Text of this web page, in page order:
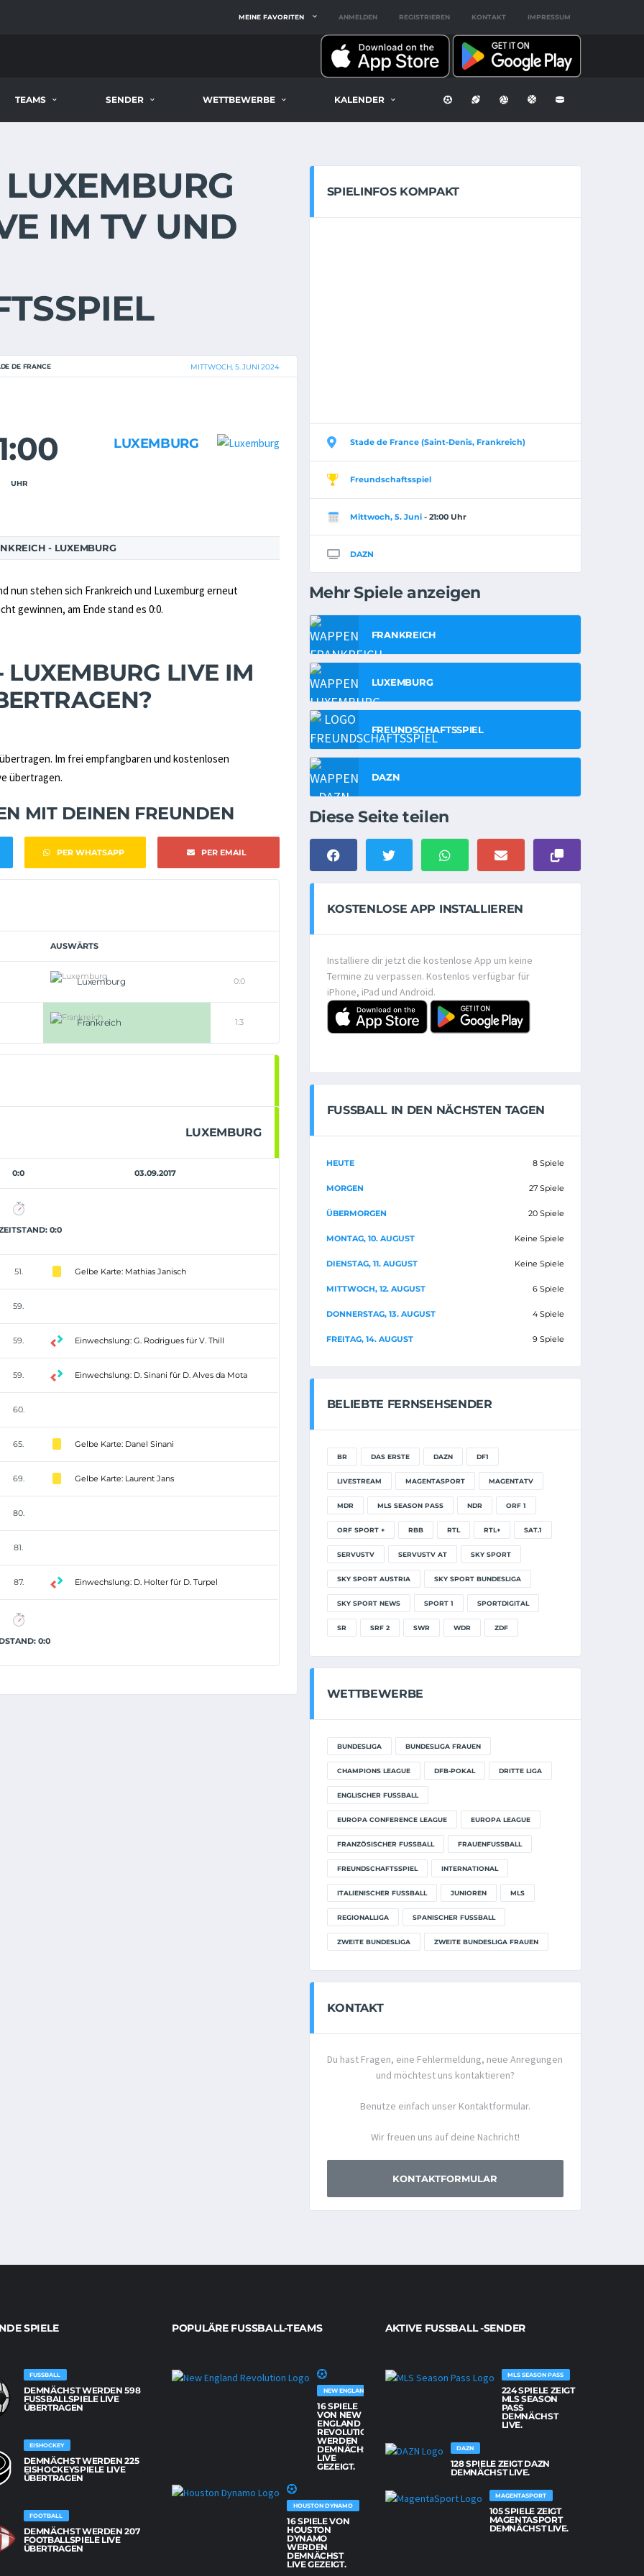
MEINE FAVORITEN ANMELDEN REGISTRIEREN KONTAKT IMPRESSUM
TEAMS SENDER WETTBEWERBE KALENDER
IM TV UND
DE FRANCE MITTWOCH, 5. JUNI 2024
UHR
LUXEMBURG
- LUXEMBURG
nun stehen sich Frankreich und Luxemburg erneut
gewinnen, am Ende stand es 0:0.
LIVE IM
Im frei empfangbaren und kostenlosen
übertragen.
MIT DEINEN FREUNDEN
PER WHATSAPP PER EMAIL
AUSWÄRTS
Luxemburg 0:0
Frankreich 1:3
LUXEMBURG
0:0 03.09.2017
0:0
51. Gelbe Karte: Mathias Janisch
59.
59. Einwechslung: G. Rodrigues für V. Thill
59. Einwechslung: D. Sinani für D. Alves da Mota
60.
65. Gelbe Karte: Danel Sinani
69. Gelbe Karte: Laurent Jans
80.
81.
87. Einwechslung: D. Holter für D. Turpel
0:0
SPIELINFOS KOMPAKT
Stade de France (Saint-Denis, Frankreich)
Freundschaftsspiel
Mittwoch, 5. Juni- 21:00 Uhr
DAZN
Mehr Spiele anzeigen
FRANKREICH
LUXEMBURG
FREUNDSCHAFTSSPIEL
DAZN
Diese Seite teilen
KOSTENLOSE APP INSTALLIEREN
Installiere dir jetzt die kostenlose App um keine
Termine zu verpassen. Kostenlos verfügbar für
iPhone, iPad und Android.
FUSSBALL IN DEN NÄCHSTEN TAGEN
HEUTE 8 Spiele
MORGEN 27 Spiele
ÜBERMORGEN 20 Spiele
MONTAG, 10. AUGUST Keine Spiele
DIENSTAG, 11. AUGUST Keine Spiele
MITTWOCH, 12. AUGUST 6 Spiele
DONNERSTAG, 13. AUGUST 4 Spiele
FREITAG, 14. AUGUST 9 Spiele
BELIEBTE FERNSEHSENDER
BR DAS ERSTE DAZN DF1
LIVESTREAM MAGENTASPORT MAGENTATV
MDR MLS SEASON PASS NDR ORF 1
ORF SPORT + RBB RTL RTL+ SAT.1
SERVUSTV SERVUSTV AT SKY SPORT
SKY SPORT AUSTRIA SKY SPORT BUNDESLIGA
SKY SPORT NEWS SPORT 1 SPORTDIGITAL
SR SRF 2 SWR WDR ZDF
WETTBEWERBE
BUNDESLIGA BUNDESLIGA FRAUEN
CHAMPIONS LEAGUE DFB-POKAL DRITTE LIGA
ENGLISCHER FUSSBALL
EUROPA CONFERENCE LEAGUE EUROPA LEAGUE
FRANZÖSISCHER FUSSBALL FRAUENFUSSBALL
FREUNDSCHAFTSSPIEL INTERNATIONAL
ITALIENISCHER FUSSBALL JUNIOREN MLS
REGIONALLIGA SPANISCHER FUSSBALL
ZWEITE BUNDESLIGA ZWEITE BUNDESLIGA FRAUEN
KONTAKT
Du hast Fragen, eine Fehlermeldung, neue Anregungen
und möchtest uns kontaktieren?
Benutze einfach unser Kontaktformular.
Wir freuen uns auf deine Nachricht!
KONTAKTFORMULAR
SPIELE
FUSSBALL
DEMNÄCHST WERDEN 598
FUSSBALLSPIELE LIVE Ü
BERTRAGEN
EISHOCKEY
DEMNÄCHST WERDEN 225
EISHOCKEYSPIELE LIVE
ÜBERTRAGEN
FOOTBALL
DEMNÄCHST WERDEN 207
FOOTBALLSPIELE LIVE
ÜBERTRAGEN
POPULÄRE FUSSBALL-TEAMS
NEW ENGLAND REVOLUTION
16 SPIELE
VON NEW
ENGLAND
REVOLUTION
WERDEN
DEMNÄCHST
LIVE
GEZEIGT.
HOUSTON DYNAMO
16 SPIELE VON
HOUSTON
DYNAMO
WERDEN
DEMNÄCHST
LIVE GEZEIGT.
AKTIVE FUSSBALL -SENDER
MLS SEASON PASS
224 SPIELE ZEIGT
MLS SEASON
PASS
DEMNÄCHST
LIVE.
DAZN
128 SPIELE ZEIGT DAZN
DEMNÄCHST LIVE.
MAGENTASPORT
105 SPIELE ZEIGT
MAGENTASPORT
DEMNÄCHST LIVE.